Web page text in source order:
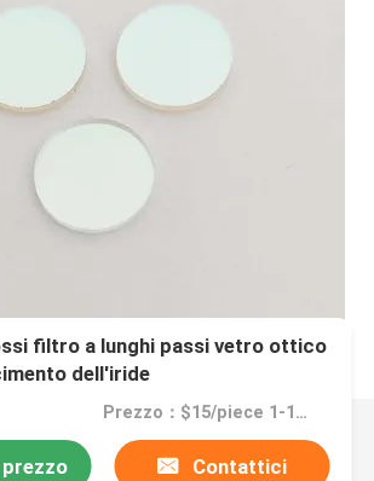
filtro a lunghi passi vetro ottico
dell'iride
Prezzo：$15/piece 1-10pieces; $10/piece 11-50pieces; $5/piece >=51pieces
Contattici